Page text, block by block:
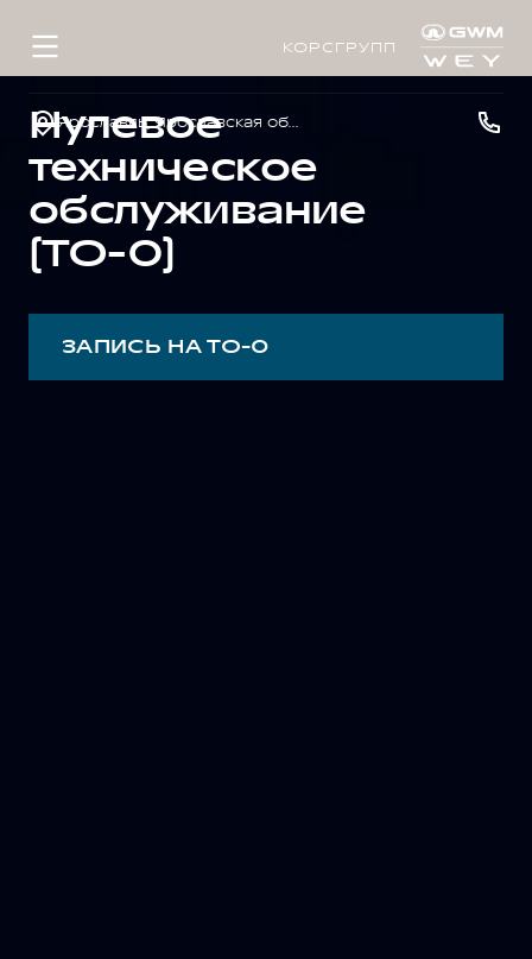
КОРСГРУПП
Ярославль, Ярославская обл., пос. Нагорный, ул. Дорожная, д. 8
Нулевое
техническое
обслуживание
(ТО-0)
ЗАПИСЬ НА ТО-0